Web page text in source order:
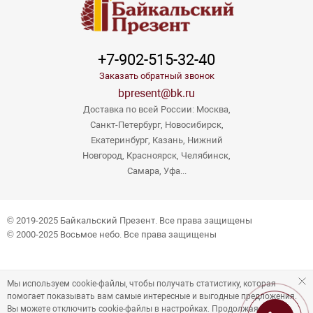
+7-902-515-32-40
Заказать обратный звонок
bpresent@bk.ru
Доставка по всей России: Москва,
Санкт-Петербург, Новосибирск,
Екатеринбург, Казань, Нижний
Новгород, Красноярск, Челябинск,
Самара, Уфа...
© 2019-2025 Байкальский Презент. Все права защищены
© 2000-2025 Восьмое небо. Все права защищены
Мы используем cookie-файлы, чтобы получать статистику, которая
помогает показывать вам самые интересные и выгодные предложения.
Вы можете отключить cookie-файлы в настройках. Продолжая